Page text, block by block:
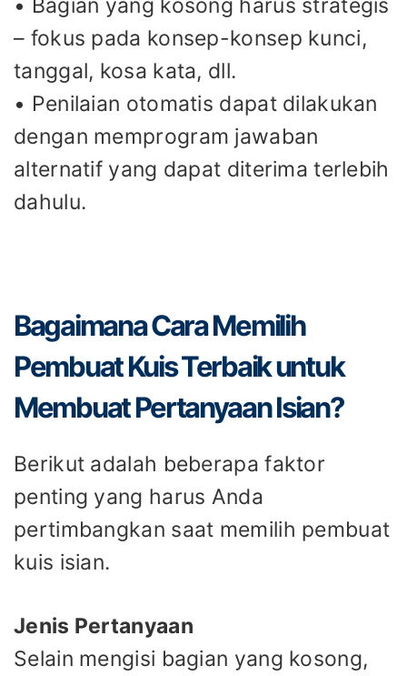
• Bagian yang kosong harus strategis
– fokus pada konsep-konsep kunci,
tanggal, kosa kata, dll.
• Penilaian otomatis dapat dilakukan
dengan memprogram jawaban
alternatif yang dapat diterima terlebih
dahulu.
Bagaimana Cara Memilih
Pembuat Kuis Terbaik untuk
Membuat Pertanyaan Isian?
Berikut adalah beberapa faktor
penting yang harus Anda
pertimbangkan saat memilih pembuat
kuis isian.
Jenis Pertanyaan
Selain mengisi bagian yang kosong,